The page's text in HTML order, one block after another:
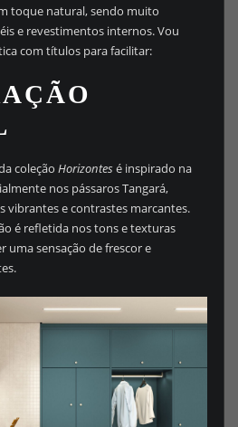
toque natural, sendo muito
e revestimentos internos. Vou
com títulos para facilitar:
coleção Horizontesé inspirado na
nos pássaros Tangará,
vibrantes e contrastes marcantes.
é refletida nos tons e texturas
uma sensação de frescor e